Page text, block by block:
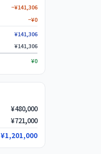
−¥141,306
−¥0
¥141,306
¥141,306
¥0
¥480,000
¥721,000
¥1,201,000